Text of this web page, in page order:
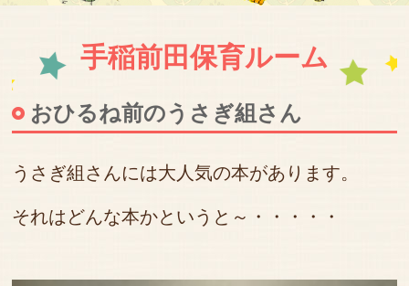
手稲前田保育ルーム
おひるね前のうさぎ組さん
うさぎ組さんには大人気の本があります。
それはどんな本かというと～・・・・・